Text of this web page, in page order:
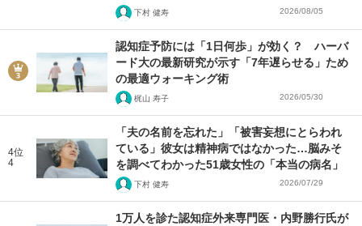
下村 健寿 2026/08/05
認知症予防には「1日何歩」が効く？ ハーバ
ード大の最新研究が示す「7年遅らせる」ため
の最適ウォーキング術
梶山 寿子 2026/05/30
4位
4
「夫の名前を忘れた」「被害妄想にとらわれ
ている」彼女は精神病ではなかった…脳みそ
を調べてわかった51歳女性の「本当の病名」
下村 健寿 2026/07/29
1万人を診た認知症外来専門医・内野勝行氏が